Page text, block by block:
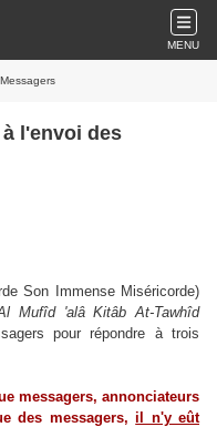
MENU
l'envoi des
Son Immense Miséricorde)
Mufîd 'alâ Kitâb At-Tawhîd
pour répondre à trois
messagers, annonciateurs
des messagers,il n'y eût